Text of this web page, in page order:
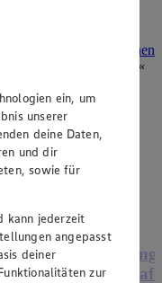
2026 im Browser Ansehen
.
GmbH,
Pizzateig
ein, um
unserer
deine Daten,
und dir
sowie für
kann jederzeit
angepasst
deiner
zur